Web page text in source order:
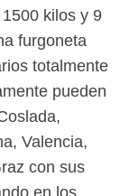
kilos y 9
furgoneta
totalmente
pueden
Valencia,
con sus
en los